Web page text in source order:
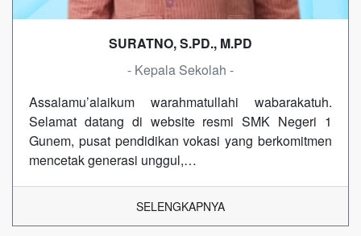
SURATNO, S.PD., M.PD
- Kepala Sekolah -
Assalamu’alaikum warahmatullahi wabarakatuh.
Selamat datang di website resmi SMK Negeri 1
Gunem, pusat pendidikan vokasi yang berkomitmen
mencetak generasi unggul,…
SELENGKAPNYA